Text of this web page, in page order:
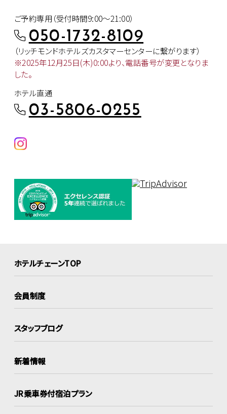
ご予約専用（受付時間9:00～21:00）
050-1732-8109
（リッチモンドホテルズカスタマーセンターに繋がります）
※2025年12月25日(木)0:00より、電話番号が変更となりま
した。
ホテル直通
03-5806-0255
ホテルチェーンTOP
会員制度
スタッフブログ
新着情報
JR乗車券付宿泊プラン